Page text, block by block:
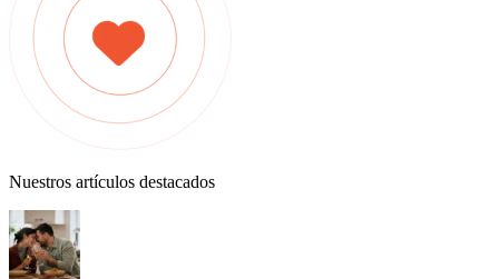
Nuestros artículos destacados